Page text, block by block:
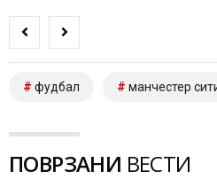
фудбал манчестер
ПОВРЗАНИ ВЕСТИ